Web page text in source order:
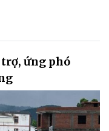
trợ, ứng phó